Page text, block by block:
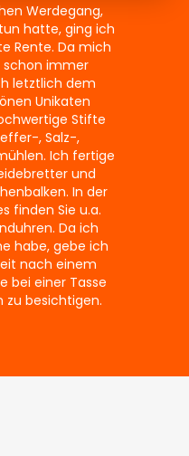
Werdegang,
hatte, ging ich
Rente. Da mich
schon immer
letztlich dem
Unikaten
Stifte
, Salz-,
Ich fertige
und
In der
finden Sie u.a.
Da ich
habe, gebe ich
nach einem
bei einer Tasse
zu besichtigen.